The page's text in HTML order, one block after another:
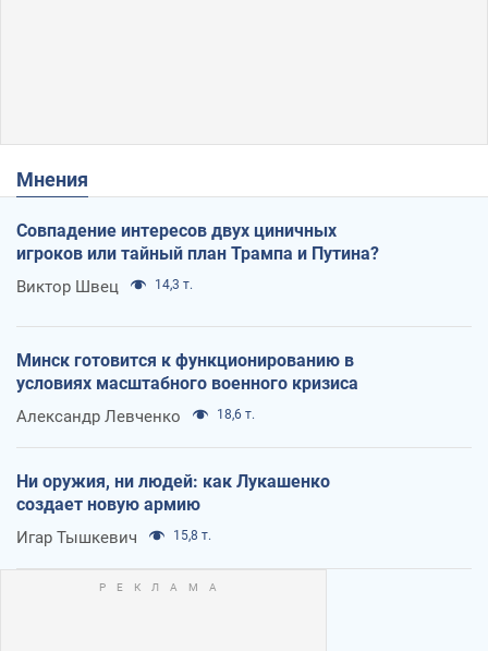
Мнения
Совпадение интересов двух циничных
игроков или тайный план Трампа и Путина?
Виктор Швец 14,3 т.
Минск готовится к функционированию в
условиях масштабного военного кризиса
Александр Левченко 18,6 т.
Ни оружия, ни людей: как Лукашенко
создает новую армию
Игар Тышкевич 15,8 т.